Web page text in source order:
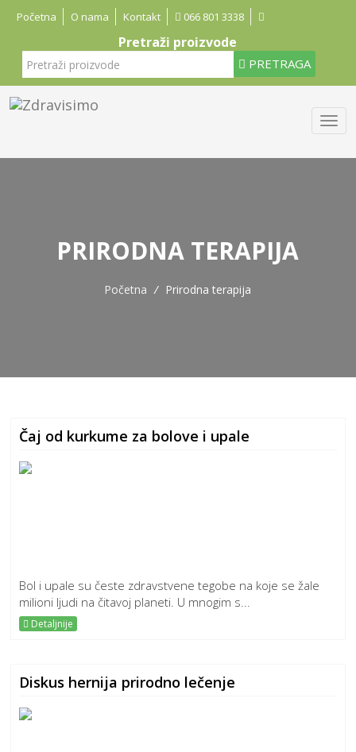
Početna O nama Kontakt 066 801 3338
Pretraži proizvode
PRETRAGA
PRIRODNA TERAPIJA
Početna / Prirodna terapija
Čaj od kurkume za bolove i upale
Bol i upale su česte zdravstvene tegobe na koje se žale
milioni ljudi na čitavoj planeti. U mnogim s...
Detaljnije
Diskus hernija prirodno lečenje